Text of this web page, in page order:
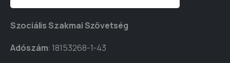
Szociális Szakmai Szövetség
Adószám: 18153268-1-43